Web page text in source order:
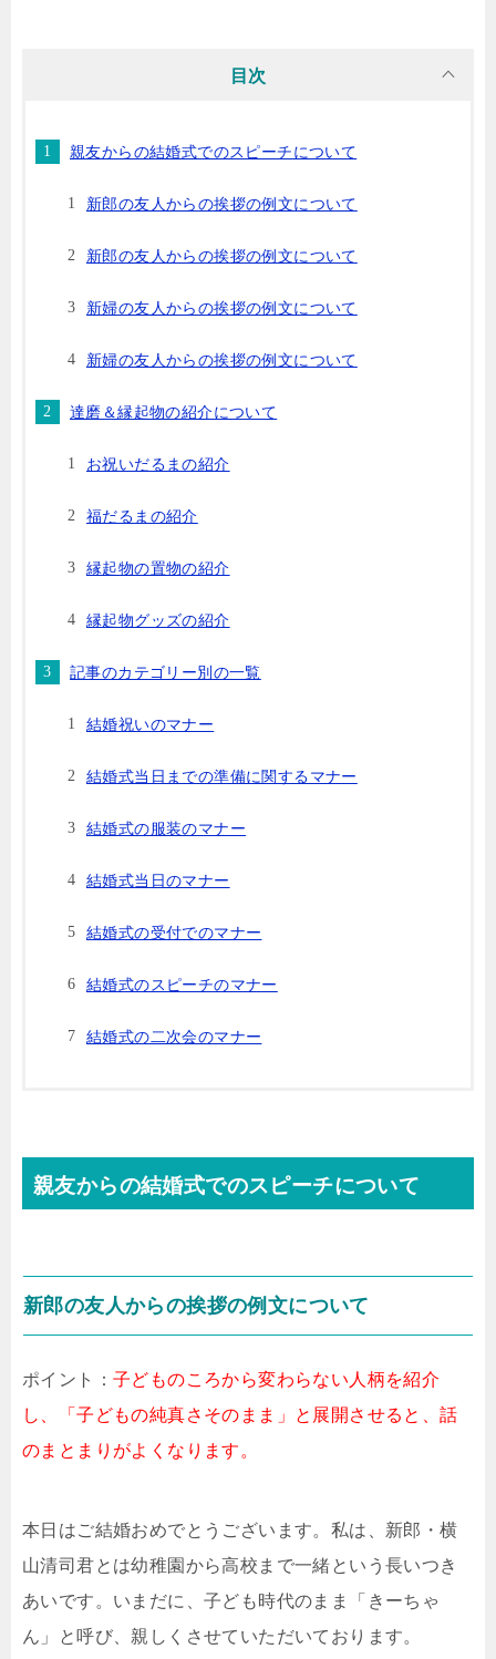
目次
親友からの結婚式でのスピーチについて
新郎の友人からの挨拶の例文について
新郎の友人からの挨拶の例文について
新婦の友人からの挨拶の例文について
新婦の友人からの挨拶の例文について
達磨＆縁起物の紹介について
お祝いだるまの紹介
福だるまの紹介
縁起物の置物の紹介
縁起物グッズの紹介
記事のカテゴリー別の一覧
結婚祝いのマナー
結婚式当日までの準備に関するマナー
結婚式の服装のマナー
結婚式当日のマナー
結婚式の受付でのマナー
結婚式のスピーチのマナー
結婚式の二次会のマナー
親友からの結婚式でのスピーチについて
新郎の友人からの挨拶の例文について
ポイント： 子どものころから変わらない人柄を紹介
し、「子どもの純真さそのまま」と展開させると、話
のまとまりがよくなります。
本日はご結婚おめでとうございます。私は、新郎・横
山清司君とは幼稚園から高校まで一緒という長いつき
あいです。いまだに、子ども時代のまま「きーちゃ
ん」と呼び、親しくさせていただいております。